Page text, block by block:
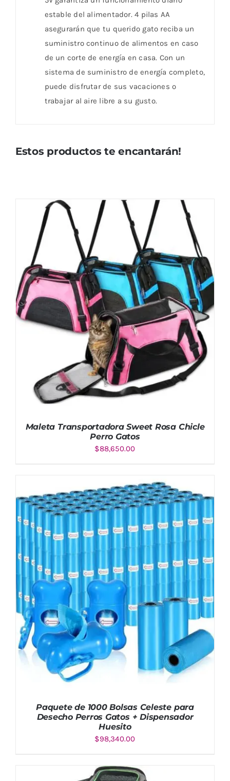
estable del alimentador. 4 pilas AA
asegurarán que tu querido gato reciba un
suministro continuo de alimentos en caso
de un corte de energía en casa. Con un
sistema de suministro de energía completo,
puede disfrutar de sus vacaciones o
trabajar al aire libre a su gusto.
Estos productos te encantarán!
DETALLES
Maleta Transportadora Sweet Rosa Chicle
Perro Gatos
$88,650.00
Paquete de 1000 Bolsas Celeste para
Desecho Perros Gatos + Dispensador
Huesito
$98,340.00